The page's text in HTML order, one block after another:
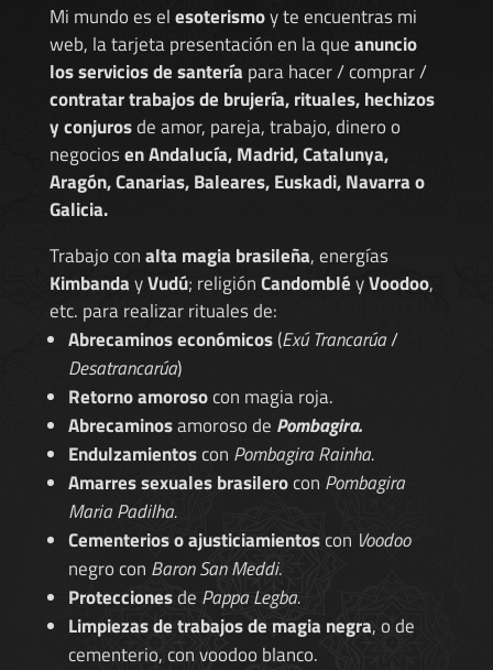
Mi mundo es elesoterismoy te encuentras mi
web, la tarjeta presentación en la queanuncio
los servicios de santería para hacer / comprar /
contratar trabajos de brujería, rituales, hechizos
y conjurosde amor, pareja, trabajo, dinero o
negociosen Andalucía, Madrid, Catalunya,
Aragón, Canarias, Baleares, Euskadi, Navarra o
Galicia.
Trabajo conalta magia brasileña, energías
KimbandayVudú; religiónCandombléyVoodoo,
etc. para realizar rituales de:
Abrecaminos económicos(Exú Trancarúa/
Desatrancarúa)
Retorno amorosocon magia roja.
Abrecaminosamoroso de Pombagira.
Endulzamientoscon Pombagira Rainha.
Amarres sexuales brasilerocon Pombagira
Maria Padilha.
Cementerios o ajusticiamientoscon Voodoo
negro con Baron San Meddi.
Proteccionesde Pappa Legba.
Limpiezas de trabajos de magia negra, o de
cementerio, con voodoo blanco.